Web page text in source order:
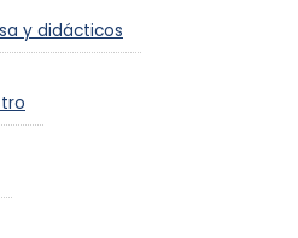
y didácticos